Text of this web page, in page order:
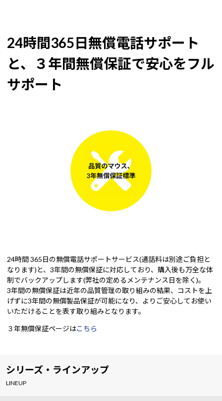
24時間365日無償電話サポート
と、３年間無償保証で安心をフル
サポート
24時間 365日の無償電話サポートサービス(通話料は別途ご負担と
なります)と、3年間の無償保証に対応しており、購入後も万全な体
制でバックアップします(弊社の定めるメンテナンス日を除く)。
3年間の無償保証は近年の品質管理の取り組みの結果、コストを上
げずに3年間の無償製品保証が可能になり、よりご安心してお使い
いただけることを表す取り組みとなります。
３年無償保証ページはこちら
シリーズ・ラインアップ
LINEUP